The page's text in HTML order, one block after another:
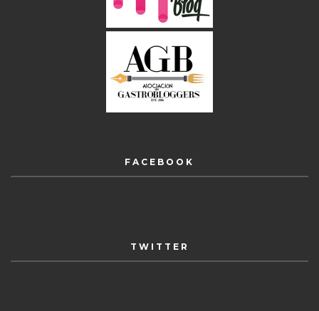
FACEBOOK
TWITTER